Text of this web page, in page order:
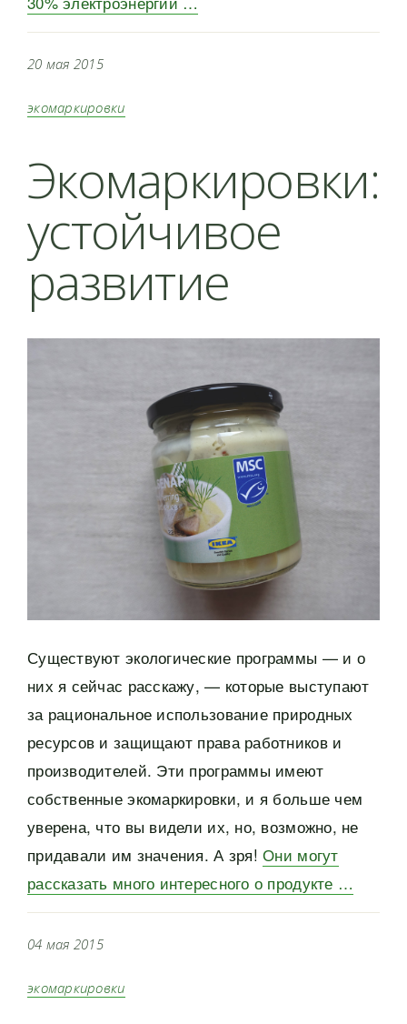
20 мая 2015
экомаркировки
Экомаркировки:
устойчивое
развитие
Существуют экологические программы — и о
них я сейчас расскажу, — которые выступают
за рациональное использование природных
ресурсов и защищают права работников и
производителей. Эти программы имеют
собственные экомаркировки, и я больше чем
уверена, что вы видели их, но, возможно, не
придавали им значения. А зря!Они могут
рассказать много интересного о продукте …
04 мая 2015
экомаркировки